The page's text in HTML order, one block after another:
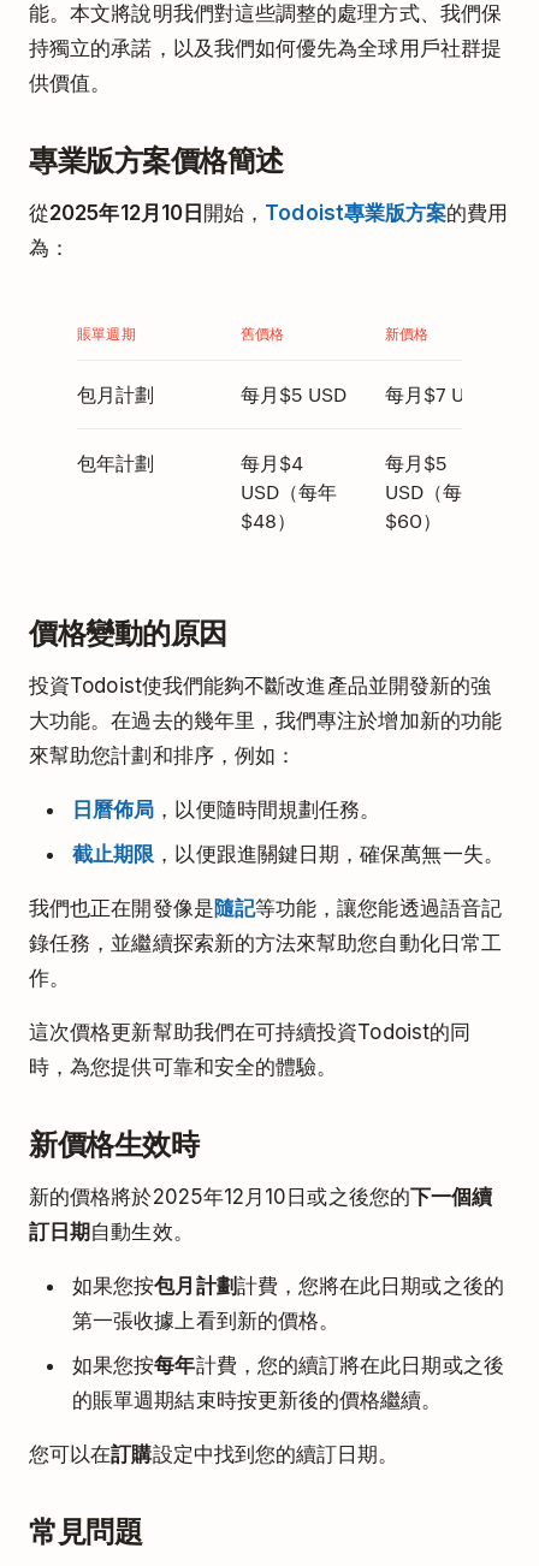
能。本文將說明我們對這些調整的處理方式、我們保
持獨立的承諾，以及我們如何優先為全球用戶社群提
供價值。
專業版方案價格簡述
從2025年12月10日 開始， Todoist專業版方案的費用
為：
賬單週期 舊價格 新價格
包月計劃 每月$5 USD 每月$7 USD
包年計劃
每月$4
USD（每年
$48）
每月$5
USD（每年
$60）
價格變動的原因
投資Todoist使我們能夠不斷改進產品並開發新的強
大功能。在過去的幾年里，我們專注於增加新的功能
來幫助您計劃和排序，例如：
日曆佈局 ，以便隨時間規劃任務。
截止期限 ，以便跟進關鍵日期，確保萬無一失。
我們也正在開發像是隨記等功能，讓您能透過語音記
錄任務，並繼續探索新的方法來幫助您自動化日常工
作。
這次價格更新幫助我們在可持續投資Todoist的同
時，為您提供可靠和安全的體驗。
新價格生效時
新的價格將於2025年12月10日或之後您的下一個續
訂日期 自動生效。
如果您按包月計劃計費，您將在此日期或之後的
第一張收據上看到新的價格。
如果您按每年計費，您的續訂將在此日期或之後
的賬單週期結束時按更新後的價格繼續。
您可以在訂購設定中找到您的續訂日期。
常見問題